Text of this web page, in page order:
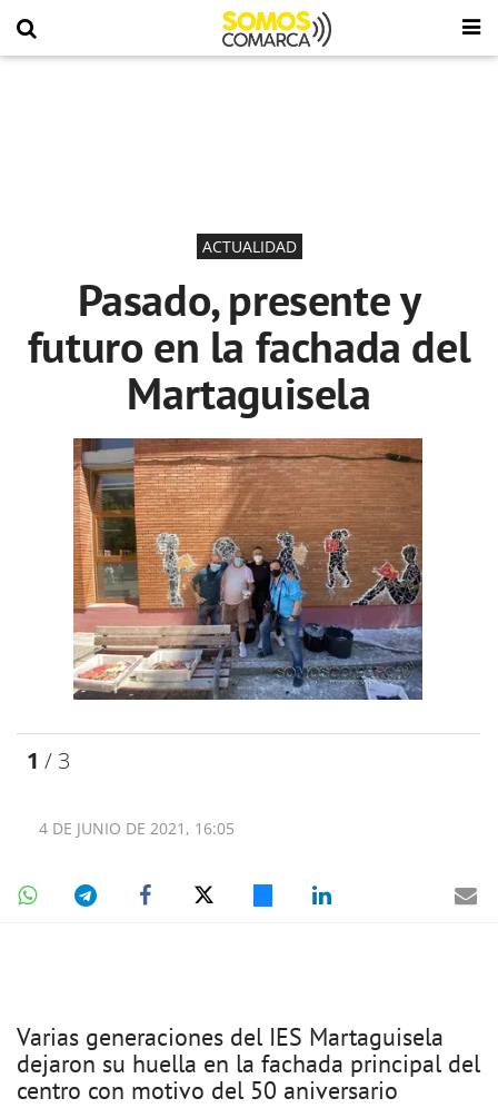
ACTUALIDAD
Pasado, presente y
futuro en la fachada del
Martaguisela
1 / 3
4 DE JUNIO DE 2021, 16:05
Varias generaciones del IES Martaguisela
dejaron su huella en la fachada principal del
centro con motivo del 50 aniversario